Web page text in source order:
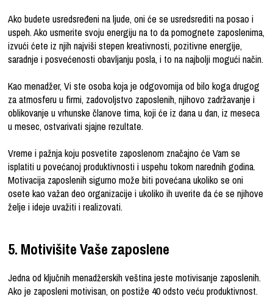
Ako budete usredsređeni na ljude, oni će se usredsrediti na posao i
uspeh. Ako usmerite svoju energiju na to da pomognete zaposlenima,
izvući ćete iz njih najviši stepen kreativnosti, pozitivne energije,
saradnje i posvećenosti obavljanju posla, i to na najbolji mogući način.
Kao menadžer, Vi ste osoba koja je odgovornija od bilo koga drugog
za atmosferu u firmi, zadovoljstvo zaposlenih, njihovo zadržavanje i
oblikovanje u vrhunske članove tima, koji će iz dana u dan, iz meseca
u mesec, ostvarivati sjajne rezultate.
Vreme i pažnja koju posvetite zaposlenom značajno će Vam se
isplatiti u povećanoj produktivnosti i uspehu tokom narednih godina.
Motivacija zaposlenih sigurno može biti povećana ukoliko se oni
osete kao važan deo organizacije i ukoliko ih uverite da će se njihove
želje i ideje uvažiti i realizovati.
5. Motivišite Vaše zaposlene
Jedna od ključnih menadžerskih veština jeste motivisanje zaposlenih.
Ako je zaposleni motivisan, on postiže 40 odsto većuproduktivnost.